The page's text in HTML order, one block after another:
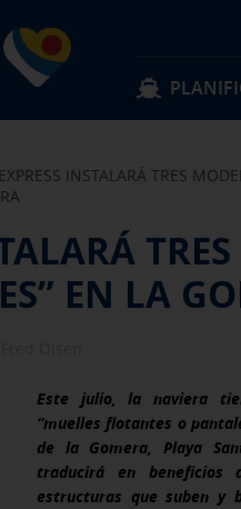
navegando
Rutas
Tarifas
Ofertas y actividades
Descubre Fred. Olsen
navegando
Objetos perdidos
Sugerencias y quejas
Información al pasajero
INSTALARÁ TRES
EN LA
Este julio, la naviera
“muelles flotantes o
de la Gomera, Playa
traducirá en beneficios
estructuras que suben y